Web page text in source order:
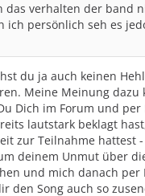
das verhalten der band
ich persönlich seh es
du ja auch keinen
Meine Meinung dazu
Dich im Forum und per
lautstark beklagt
zur Teilnahme hattest
deinem Unmut über
und mich danach
den Song auch so